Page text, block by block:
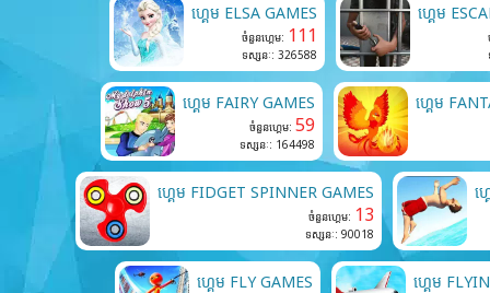
ហ្គេម ELSA GAMES
ចំនួនហ្គេម: 111
ទស្សនៈ: 326588
ហ្គេម
ហ្គេម FAIRY GAMES
ចំនួនហ្គេម: 59
ទស្សនៈ: 164498
ហ្គេម
ហ្គេម FIDGET SPINNER GAMES
ចំនួនហ្គេម: 13
ទស្សនៈ: 90018
ហ្
ហ្គេម FLY GAMES ហ្គេម